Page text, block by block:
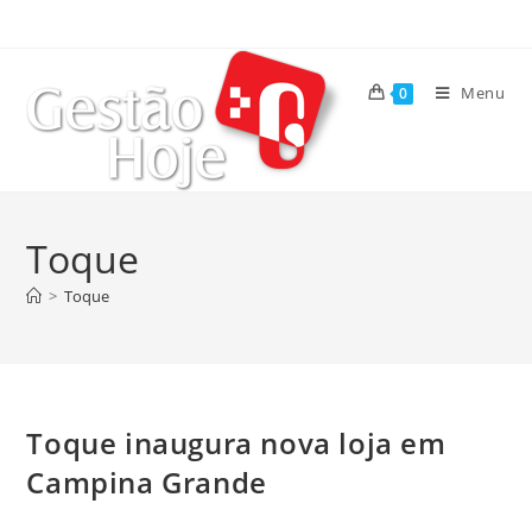
0 Menu
Toque
> Toque
Toque inaugura nova loja em
Campina Grande